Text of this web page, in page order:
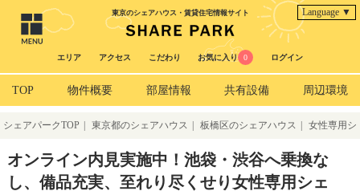
東京のシェアハウス・賃貸住宅情報サイト Language ▼
エリア アクセス こだわり お気に入り 0 ログイン
TOP 物件概要 部屋情報 共有設備 周辺環境
シェアパークTOP 東京都のシェアハウス 板橋区のシェアハウス 女性専用シ
ェアハウスJOY 下赤塚4A
オンライン内見実施中！池袋・渋谷へ乗換な
し、備品充実、至れり尽くせり女性専用シェ